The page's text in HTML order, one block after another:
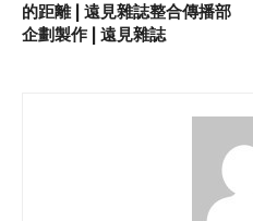
的距離 | 遠見雜誌整合傳播部
企劃製作 | 遠見雜誌